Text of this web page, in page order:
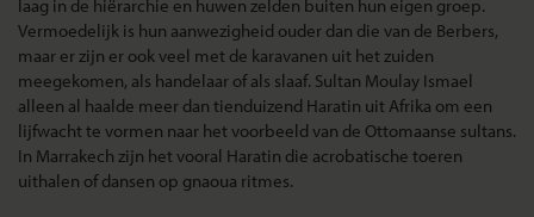
laag in de hiërarchie en huwen zelden buiten hun eigen groep.
Vermoedelijk is hun aanwezigheid ouder dan die van de Berbers,
maar er zijn er ook veel met de karavanen uit het zuiden
meegekomen, als handelaar of als slaaf. Sultan Moulay Ismael
alleen al haalde meer dan tienduizend Haratin uit Afrika om een
lijfwacht te vormen naar het voorbeeld van de Ottomaanse sultans.
In Marrakech zijn het vooral Haratin die acrobatische toeren
uithalen of dansen op gnaoua ritmes.